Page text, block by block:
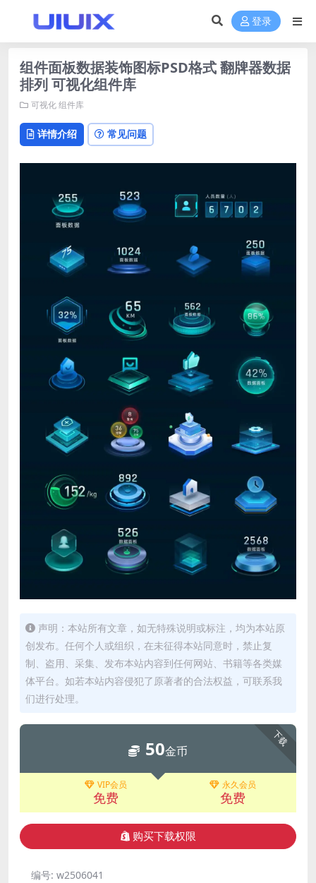
登录
组件面板数据装饰图标PSD格式 翻牌器数据
排列 可视化组件库
可视化组件库
详情介绍 常见问题
声明：本站所有文章，如无特殊说明或标注，均为本站原
创发布。任何个人或组织，在未征得本站同意时，禁止复
制、盗用、采集、发布本站内容到任何网站、书籍等各类媒
体平台。如若本站内容侵犯了原著者的合法权益，可联系我
们进行处理。
下载
50金币
VIP会员
免费
永久会员
免费
购买下载权限
编号: w2506041